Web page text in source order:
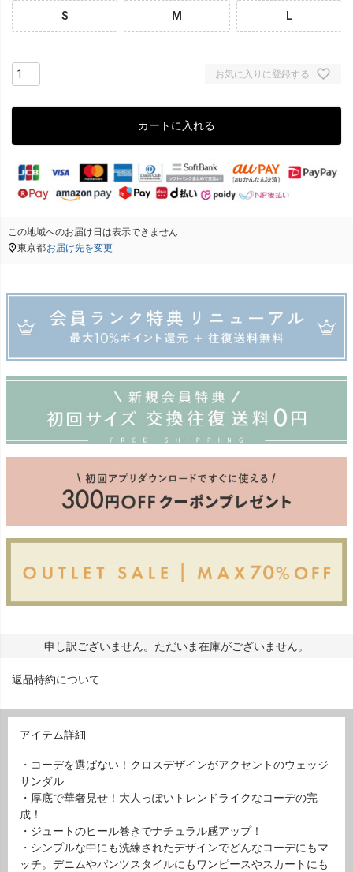
S
M L
お気に入りに登録する
カートに入れる
この地域へのお届け日は表示できません
東京都お届け先を変更
申し訳ございません。ただいま在庫がございません。
返品特約について
アイテム詳細
・コーデを選ばない！クロスデザインがアクセントのウェッジ
サンダル
・厚底で華奢見せ！大人っぽいトレンドライクなコーデの完
成！
・ジュートのヒール巻きでナチュラル感アップ！
・シンプルな中にも洗練されたデザインでどんなコーデにもマ
ッチ。デニムやパンツスタイルにもワンピースやスカートにも